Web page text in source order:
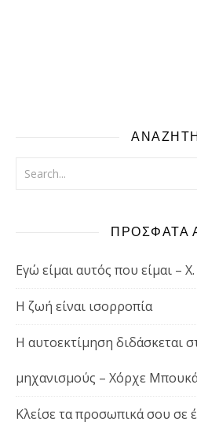
ΠΡΟΣΦΑΤΑ
Εγώ είμαι αυτός που είμαι –
Η ζωή είναι ισορροπία
Η αυτοεκτίμηση διδάσκεται
μηχανισμούς – Χόρχε
Κλείσε τα προσωπικά σου σε